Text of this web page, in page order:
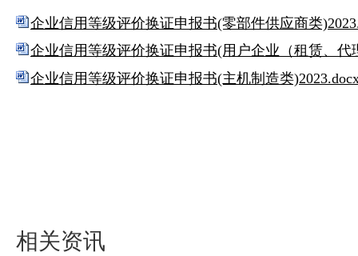
企业信用等级评价换证申报书(零部件供应商类
企业信用等级评价换证申报书(用户企业（租赁、代
企业信用等级评价换证申报书(主机制造类
相关资讯